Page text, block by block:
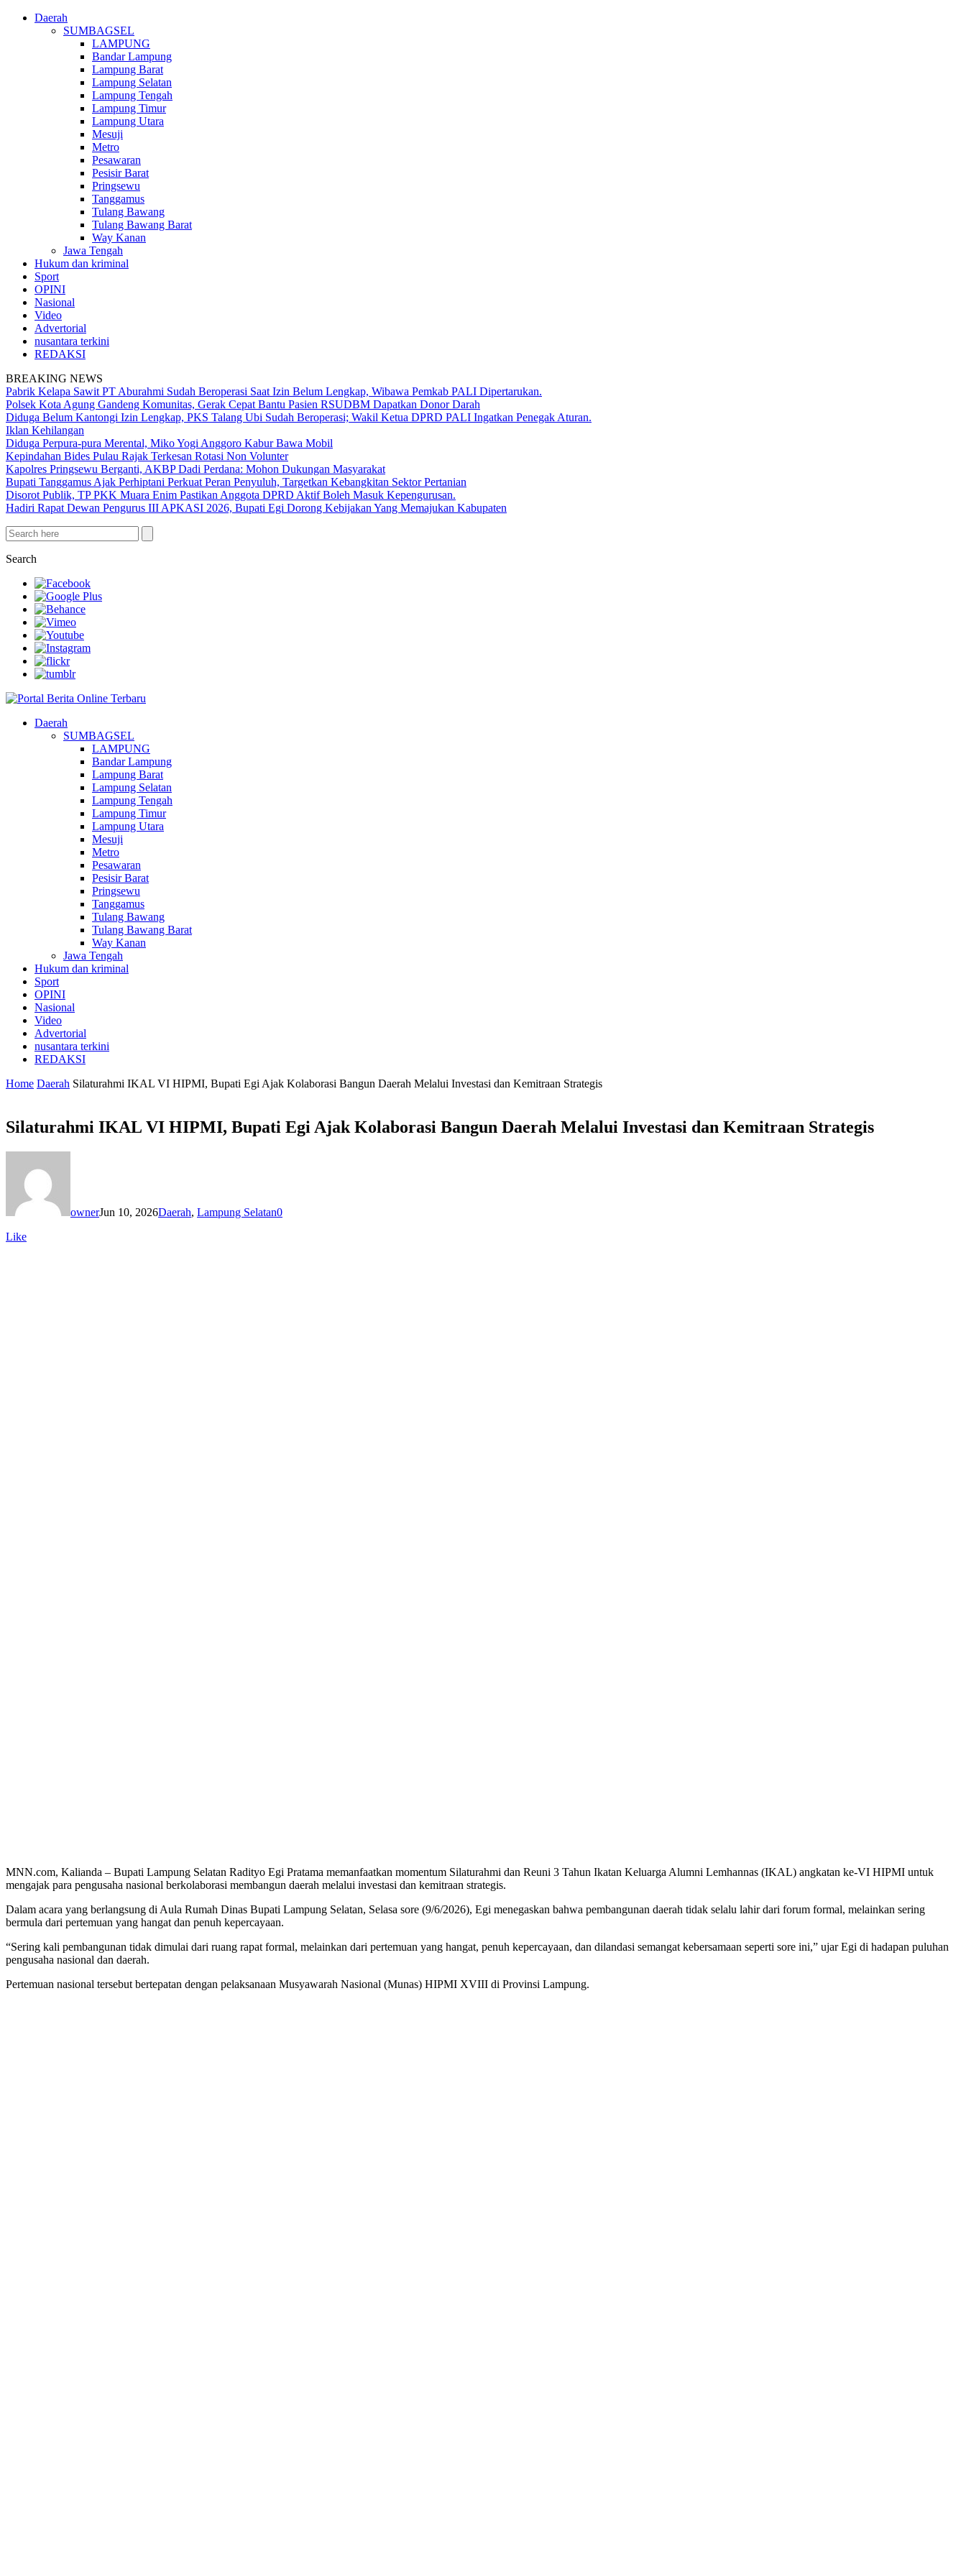
Daerah
SUMBAGSEL
LAMPUNG
Bandar Lampung
Lampung Barat
Lampung Selatan
Lampung Tengah
Lampung Timur
Lampung Utara
Mesuji
Metro
Pesawaran
Pesisir Barat
Pringsewu
Tanggamus
Tulang Bawang
Tulang Bawang Barat
Way Kanan
Jawa Tengah
Hukum dan kriminal
Sport
OPINI
Nasional
Video
Advertorial
nusantara terkini
REDAKSI
BREAKING NEWS
Pabrik Kelapa Sawit PT Aburahmi Sudah Beroperasi Saat Izin Belum Lengkap, Wibawa Pemkab PALI Dipertarukan.
Polsek Kota Agung Gandeng Komunitas, Gerak Cepat Bantu Pasien RSUDBM Dapatkan Donor Darah
Diduga Belum Kantongi Izin Lengkap, PKS Talang Ubi Sudah Beroperasi; Wakil Ketua DPRD PALI Ingatkan Penegak Aturan.
Iklan Kehilangan
Diduga Perpura-pura Merental, Miko Yogi Anggoro Kabur Bawa Mobil
Kepindahan Bides Pulau Rajak Terkesan Rotasi Non Volunter
Kapolres Pringsewu Berganti, AKBP Dadi Perdana: Mohon Dukungan Masyarakat
Bupati Tanggamus Ajak Perhiptani Perkuat Peran Penyuluh, Targetkan Kebangkitan Sektor Pertanian
Disorot Publik, TP PKK Muara Enim Pastikan Anggota DPRD Aktif Boleh Masuk Kepengurusan.
Hadiri Rapat Dewan Pengurus III APKASI 2026, Bupati Egi Dorong Kebijakan Yang Memajukan Kabupaten
Search
Daerah
SUMBAGSEL
LAMPUNG
Bandar Lampung
Lampung Barat
Lampung Selatan
Lampung Tengah
Lampung Timur
Lampung Utara
Mesuji
Metro
Pesawaran
Pesisir Barat
Pringsewu
Tanggamus
Tulang Bawang
Tulang Bawang Barat
Way Kanan
Jawa Tengah
Hukum dan kriminal
Sport
OPINI
Nasional
Video
Advertorial
nusantara terkini
REDAKSI
Home Daerah Silaturahmi IKAL VI HIPMI, Bupati Egi Ajak Kolaborasi Bangun Daerah Melalui Investasi dan Kemitraan Strategis
Silaturahmi IKAL VI HIPMI, Bupati Egi Ajak Kolaborasi Bangun Daerah Melalui Investasi dan Kemitraan Strategis
ownerJun 10, 2026Daerah, Lampung Selatan0
Like
MNN.com, Kalianda – Bupati Lampung Selatan Radityo Egi Pratama memanfaatkan momentum Silaturahmi dan Reuni 3 Tahun Ikatan Keluarga Alumni Lemhannas (IKAL) angkatan ke-VI HIPMI untuk
mengajak para pengusaha nasional berkolaborasi membangun daerah melalui investasi dan kemitraan strategis.
Dalam acara yang berlangsung di Aula Rumah Dinas Bupati Lampung Selatan, Selasa sore (9/6/2026), Egi menegaskan bahwa pembangunan daerah tidak selalu lahir dari forum formal, melainkan sering
bermula dari pertemuan yang hangat dan penuh kepercayaan.
“Sering kali pembangunan tidak dimulai dari ruang rapat formal, melainkan dari pertemuan yang hangat, penuh kepercayaan, dan dilandasi semangat kebersamaan seperti sore ini,” ujar Egi di hadapan puluhan
pengusaha nasional dan daerah.
Pertemuan nasional tersebut bertepatan dengan pelaksanaan Musyawarah Nasional (Munas) HIPMI XVIII di Provinsi Lampung.